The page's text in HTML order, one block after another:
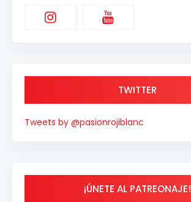
TWITTER
Tweets by @pasionrojiblanc
¡ÚNETE AL PATREONAJE!